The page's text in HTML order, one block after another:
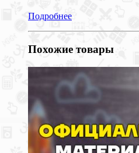
Подробнее
Похожие товары